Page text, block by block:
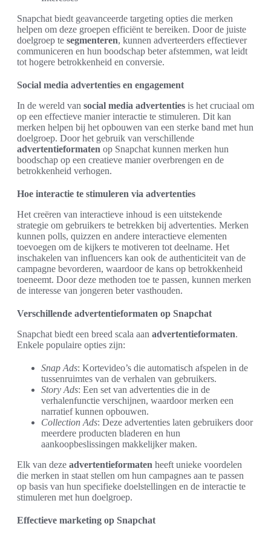
Snapchat biedt geavanceerde targeting opties die merken
helpen om deze groepen efficiënt te bereiken. Door de juiste
doelgroep te segmenteren, kunnen adverteerders effectiever
communiceren en hun boodschap beter afstemmen, wat leidt
tot hogere betrokkenheid en conversie.
Social media advertenties en engagement
In de wereld van social media advertenties is het cruciaal om
op een effectieve manier interactie te stimuleren. Dit kan
merken helpen bij het opbouwen van een sterke band met hun
doelgroep. Door het gebruik van verschillende
advertentieformaten op Snapchat kunnen merken hun
boodschap op een creatieve manier overbrengen en de
betrokkenheid verhogen.
Hoe interactie te stimuleren via advertenties
Het creëren van interactieve inhoud is een uitstekende
strategie om gebruikers te betrekken bij advertenties. Merken
kunnen polls, quizzen en andere interactieve elementen
toevoegen om de kijkers te motiveren tot deelname. Het
inschakelen van influencers kan ook de authenticiteit van de
campagne bevorderen, waardoor de kans op betrokkenheid
toeneemt. Door deze methoden toe te passen, kunnen merken
de interesse van jongeren beter vasthouden.
Verschillende advertentieformaten op Snapchat
Snapchat biedt een breed scala aan advertentieformaten.
Enkele populaire opties zijn:
Snap Ads: Kortevideo’s die automatisch afspelen in de
tussenruimtes van de verhalen van gebruikers.
Story Ads: Een set van advertenties die in de
verhalenfunctie verschijnen, waardoor merken een
narratief kunnen opbouwen.
Collection Ads: Deze advertenties laten gebruikers door
meerdere producten bladeren en hun
aankoopbeslissingen makkelijker maken.
Elk van deze advertentieformaten heeft unieke voordelen
die merken in staat stellen om hun campagnes aan te passen
op basis van hun specifieke doelstellingen en de interactie te
stimuleren met hun doelgroep.
Effectieve marketing op Snapchat